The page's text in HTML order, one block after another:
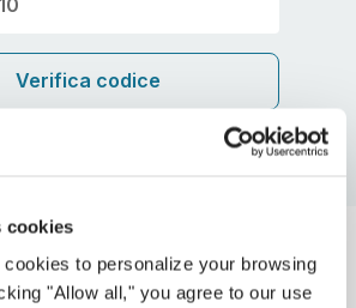
cookies
to personalize your browsing
"Allow all," you agree to our use
Verifica codice